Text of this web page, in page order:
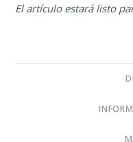
El artículo estará listo